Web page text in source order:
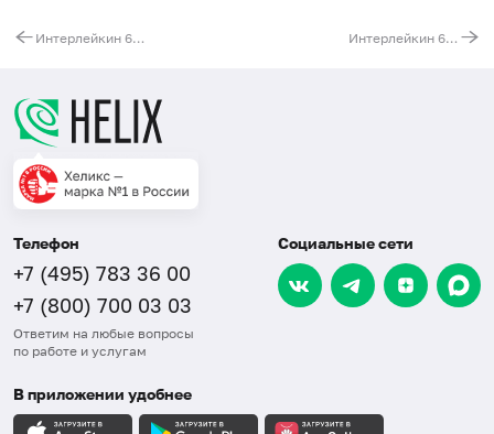
Интерлейкин 6 (IL6). Выявление мутации G(-597)A (регуляторная область гена) Интерлейкин 6 (IL6). Выявление мутации G(-174)C (регуляторная область гена)
Телефон
+7 (495) 783 36 00
+7 (800) 700 03 03
Ответим на любые вопросы
по работе и услугам
Социальные сети
В приложении удобнее